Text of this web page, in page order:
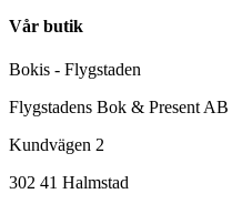
Vår butik
Bokis - Flygstaden
Flygstadens Bok & Present AB
Kundvägen 2
302 41 Halmstad